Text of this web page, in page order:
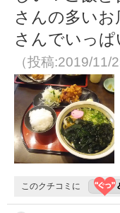
さんの多い
さんでいっ
（投稿:2019/
このクチコミに